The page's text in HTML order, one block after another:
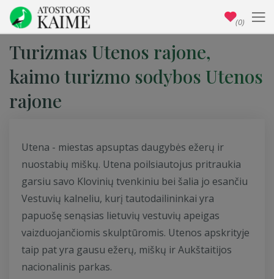
Turizmas Utenos rajone,
kaimo turizmo sodybos Utenos
rajone
Utena - miestas apsuptas daugybės ežerų ir
nuostabių miškų. Utena poilsiautojus pritraukia
garsiu savo Klovinių tvenkiniu bei šalia jo esančiu
Vestuvių kalneliu, kurį tautodailininkai yra
papuošę senąsias lietuvių vestuvių apeigas
vaizduojančiomis skulptūromis. Utenos apskrityje
taip pat yra gausu ežerų, miškų ir Aukštaitijos
nacionalinis parkas.
(0)